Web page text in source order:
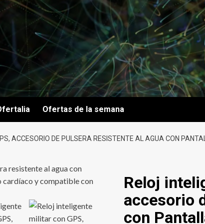
Ofertas de la semana
ACCESORIO DE PULSERA RESISTENTE AL AGUA CON
Reloj
accesorio
con